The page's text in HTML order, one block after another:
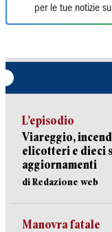
per le tue notizie
L’episodio
Viareggio,
elicotteri e dieci
aggiornamenti
di Redazione web
Manovra fatale